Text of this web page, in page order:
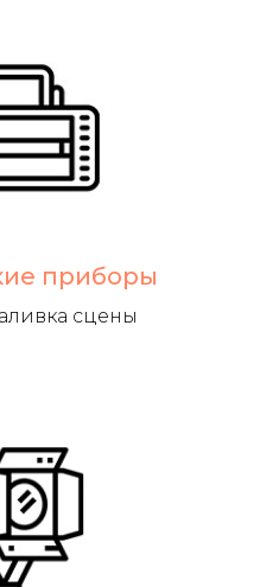
приборы
сцены